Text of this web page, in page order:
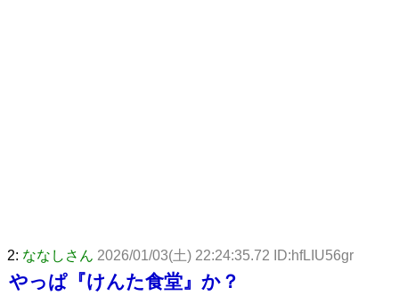
2: ななしさん 2026/01/03(土) 22:24:35.72 ID:hfLIU56gr
やっぱ『けんた食堂』か？